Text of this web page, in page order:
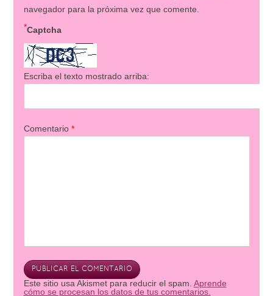
navegador para la próxima vez que comente.
Captcha
*
Escriba el texto mostrado arriba:
Comentario *
Este sitio usa Akismet para reducir el spam. Aprende
cómo se procesan los datos de tus comentarios.